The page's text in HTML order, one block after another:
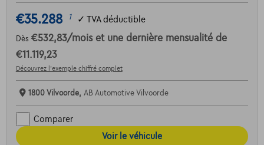
€35.288 1 ✓ TVA déductible
Dès €532,83/mois et une dernière mensualité de
€11.119,23
Découvrez l’exemple chiffré complet
1800 Vilvoorde, AB Automotive Vilvoorde
Comparer
Voir le véhicule